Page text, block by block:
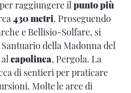
per raggiungere ilpunto più
430 metri. Proseguendo
e Bellisio-Solfare, si
della Madonna del
capolinea, Pergola. La
di sentieri per praticare
Molte le aree di